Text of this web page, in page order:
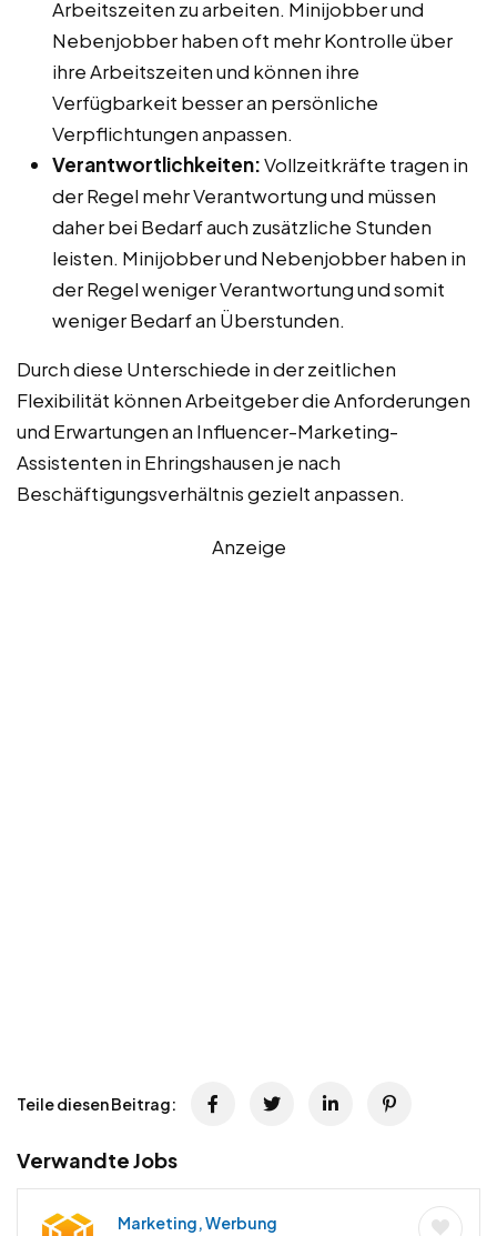
Arbeitszeiten zu arbeiten. Minijobber und
Nebenjobber haben oft mehr Kontrolle über
ihre Arbeitszeiten und können ihre
Verfügbarkeit besser an persönliche
Verpflichtungen anpassen.
Verantwortlichkeiten:Vollzeitkräfte tragen in
der Regel mehr Verantwortung und müssen
daher bei Bedarf auch zusätzliche Stunden
leisten. Minijobber und Nebenjobber haben in
der Regel weniger Verantwortung und somit
weniger Bedarf an Überstunden.
Durch diese Unterschiede in der zeitlichen
Flexibilität können Arbeitgeber die Anforderungen
und Erwartungen an Influencer-Marketing-
Assistenten in Ehringshausen je nach
Beschäftigungsverhältnis gezielt anpassen.
Anzeige
Teile diesen Beitrag:
Verwandte Jobs
Marketing, Werbung